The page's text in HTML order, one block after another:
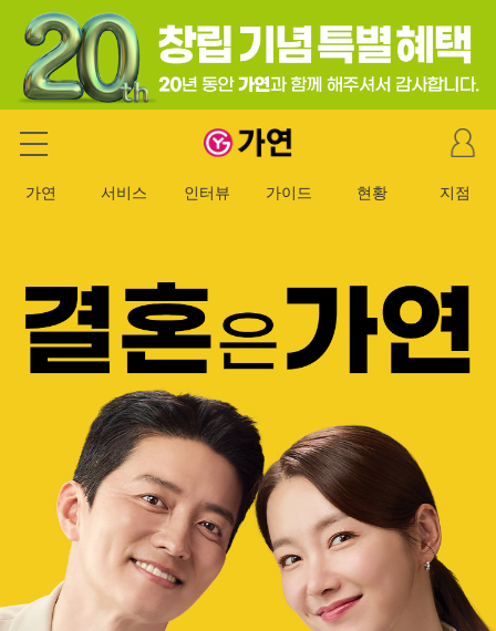
가연 결혼정보회사
마
이
이
가연 서비스 인터뷰 가이드 현황 지점